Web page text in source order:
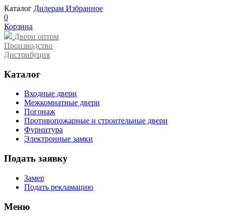
Каталог Дилерам Избранное
0
Корзина
Двери оптом
Производство
Дистрибуция
Каталог
Входные двери
Межкомнатные двери
Погонаж
Противопожарные и строительные двери
Фурнитура
Электронные замки
Подать заявку
Замер
Подать рекламацию
Меню